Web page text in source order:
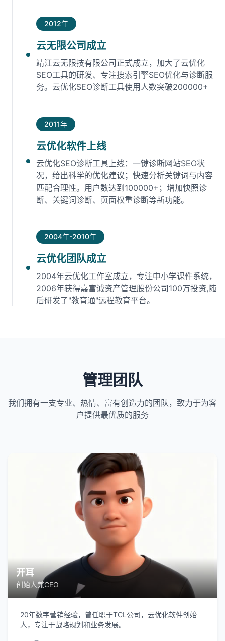
2012年
云无限公司成立
靖江云无限技有限公司正式成立，加大了云优化
SEO工具的研发、专注搜索引擎SEO优化与诊断服
务。云优化SEO诊断工具使用人数突破200000+
2011年
云优化软件上线
云优化SEO诊断工具上线：一键诊断网站SEO状
况，给出科学的优化建议；快速分析关键词与内容
匹配合理性。用户数达到100000+；增加快照诊
断、关键词诊断、页面权重诊断等新功能。
2004年-2010年
云优化团队成立
2004年云优化工作室成立，专注中小学课件系统，
2006年获得嘉富诚资产管理股份公司100万投资,随
后研发了"教育通"远程教育平台。
管理团队
我们拥有一支专业、热情、富有创造力的团队，致力于为客
户提供最优质的服务
开耳
创始人兼CEO
20年数字营销经验，曾任职于TCL公司，云优化软件创始
人，专注于战略规划和业务发展。